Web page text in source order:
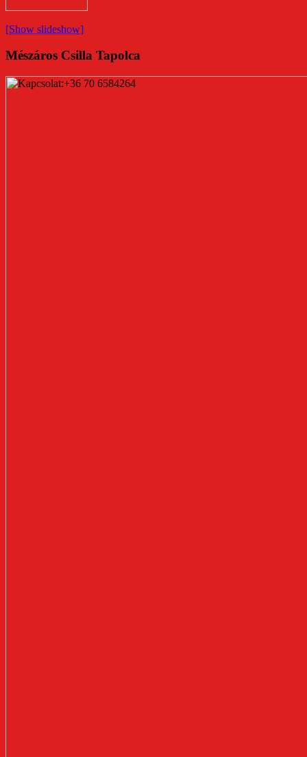
[Show slideshow]
Mészáros Csilla Tapolca